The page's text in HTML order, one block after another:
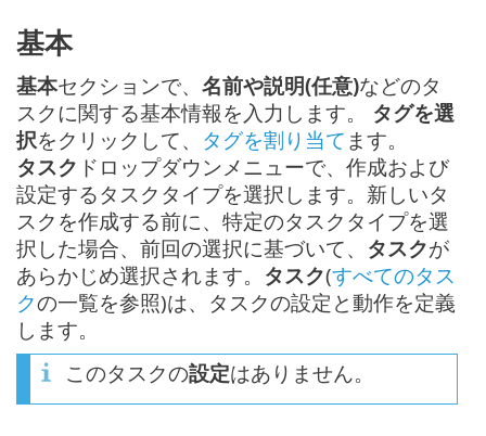
基本
基本セクションで、 名前や説明(任意)などのタ
スクに関する基本情報を入力します。 タグを選
択をクリックして、 タグを割り当て ます。
タスク ドロップダウンメニューで、作成および
設定するタスクタイプを選択します。新しいタ
スクを作成する前に、特定のタスクタイプを選
択した場合、前回の選択に基づいて、 タスクが
あらかじめ選択されます。 タスク(すべてのタス
クの一覧を参照)は、タスクの設定と動作を定義
します。
このタスクの設定はありません。